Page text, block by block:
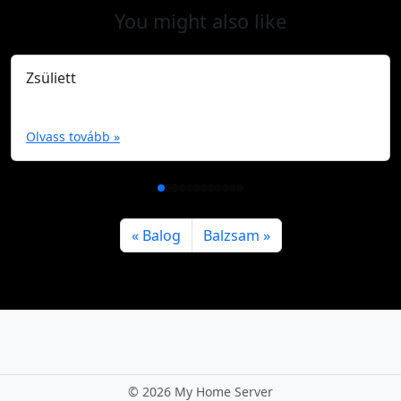
You might also like
Zsüliett
Olvass tovább »
Balog Balzsam
© 2026 My Home Server